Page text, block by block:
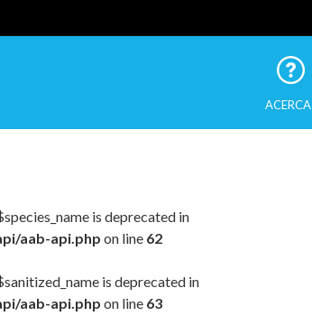
Urbanas ACERCA
is deprecated in
aab-api.php on line 62
is deprecated in
aab-api.php on line 63